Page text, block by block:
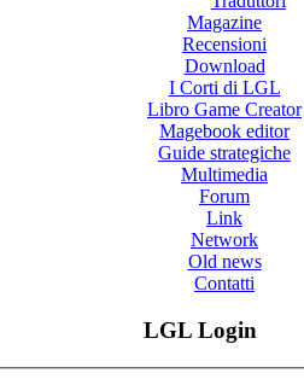
Magazine
Recensioni
Download
I Corti di LGL
Libro Game Creator
Magebook editor
Guide strategiche
Multimedia
Forum
Link
Network
Old news
Contatti
LGL Login